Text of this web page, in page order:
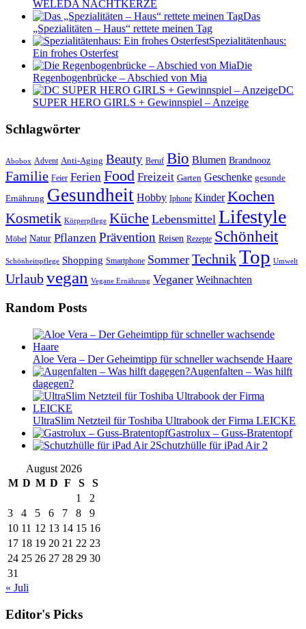
WELEDA NACHTKERZE
Das
„Spezialitäten – Haus“ rettete meinen Tag
Spezialitätenhaus:
Ein frohes Osterfest
Die
Regenbogenbrücke – Abschied von Mia
DC
SUPER HERO GIRLS + Gewinnspiel – Anzeige
Schlagwörter
Abobox Advent Anti-Aging Beauty Beruf Bio Blumen Brandnooz
Familie Feier Ferien Food Freizeit Garten Geschenke gesunde
Ernährung Gesundheit Hobby Iphone Kinder Kochen
Kosmetik Körperpflege Küche Lebensmittel Lifestyle
Möbel Natur Pflanzen Prävention Reisen Rezepte Schönheit
Schönheitspflege Shopping Smartphone Sommer TechnikTop Umwelt
Urlaubvegan Vegane Ernährung Veganer Weihnachten
Random Posts
Aloe Vera – Der Geheimtipp für schneller wachsende Haare
Augenfalten – Was hilft
dagegen?
UltraSlim Netzteil für Toshiba Ultrabook der Firma LEICKE
Gastrolux – Guss-Bratentopf
Schutzhülle für iPad Air 2
August 2026
M D M D F S
S
1
2
3
4 5 6 7 8
9
10 11 12 13 14 15 16
17 18 19 20 21 22 23
24 25 26 27 28 29 30
31
« Juli
Editor's Picks